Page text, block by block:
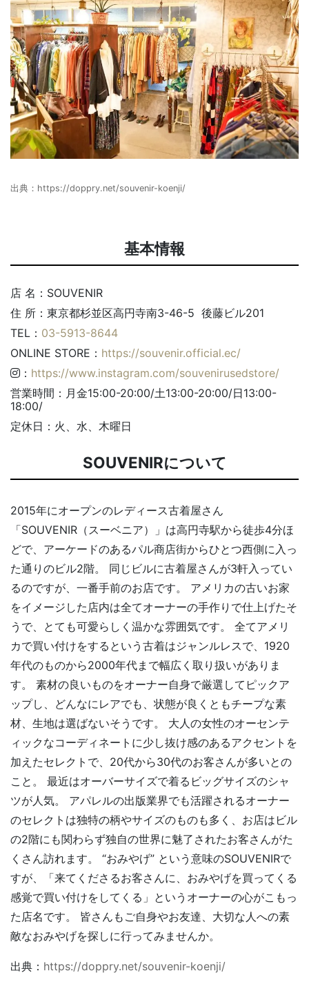
出典： https://doppry.net/souvenir-koenji/
基本情報
店 名：SOUVENIR
住 所：東京都杉並区高円寺南3-46-5 後藤ビル201
TEL： 03-5913-8644
ONLINE STORE： https://souvenir.official.ec/
： https://www.instagram.com/souvenirusedstore/
営業時間：月金15:00-20:00/土13:00-20:00/日13:00-
18:00/
定休日：火、水、木曜日
SOUVENIRについて
2015年にオープンのレディース古着屋さん
「SOUVENIR（スーベニア）」は高円寺駅から徒歩4分ほ
どで、アーケードのあるパル商店街からひとつ西側に入っ
た通りのビル2階。 同じビルに古着屋さんが3軒入ってい
るのですが、一番手前のお店です。 アメリカの古いお家
をイメージした店内は全てオーナーの手作りで仕上げたそ
うで、とても可愛らしく温かな雰囲気です。 全てアメリ
カで買い付けをするという古着はジャンルレスで、1920
年代のものから2000年代まで幅広く取り扱いがありま
す。 素材の良いものをオーナー自身で厳選してピックア
ップし、どんなにレアでも、状態が良くともチープな素
材、生地は選ばないそうです。 大人の女性のオーセンテ
ィックなコーディネートに少し抜け感のあるアクセントを
加えたセレクトで、20代から30代のお客さんが多いとの
こと。 最近はオーバーサイズで着るビッグサイズのシャ
ツが人気。 アパレルの出版業界でも活躍されるオーナー
のセレクトは独特の柄やサイズのものも多く、お店はビル
の2階にも関わらず独自の世界に魅了されたお客さんがた
くさん訪れます。 “おみやげ” という意味のSOUVENIRで
すが、「来てくださるお客さんに、おみやげを買ってくる
感覚で買い付けをしてくる」というオーナーの心がこもっ
た店名です。 皆さんもご自身やお友達、大切な人への素
敵なおみやげを探しに行ってみませんか。
出典： https://doppry.net/souvenir-koenji/